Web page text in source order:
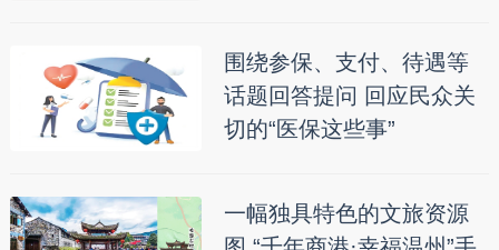
围绕参保、支付、待遇等
话题回答提问 回应民众关
切的“医保这些事”
一幅独具特色的文旅资源